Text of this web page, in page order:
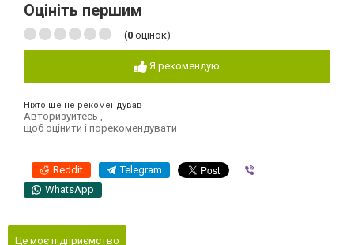
Оцініть першим
(0 оцінок)
Я рекомендую
Ніхто ще не рекомендував
Авторизуйтесь
щоб оцінити і порекомендувати
Reddit Telegram
WhatsApp
Це моє підприємство